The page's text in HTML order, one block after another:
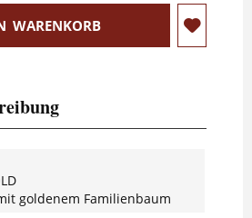
WARENKORB
goldenem Familienbaum